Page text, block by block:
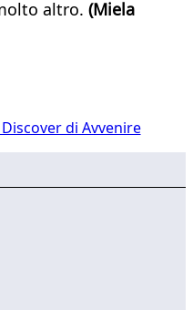
altro. (Miela
di Avvenire